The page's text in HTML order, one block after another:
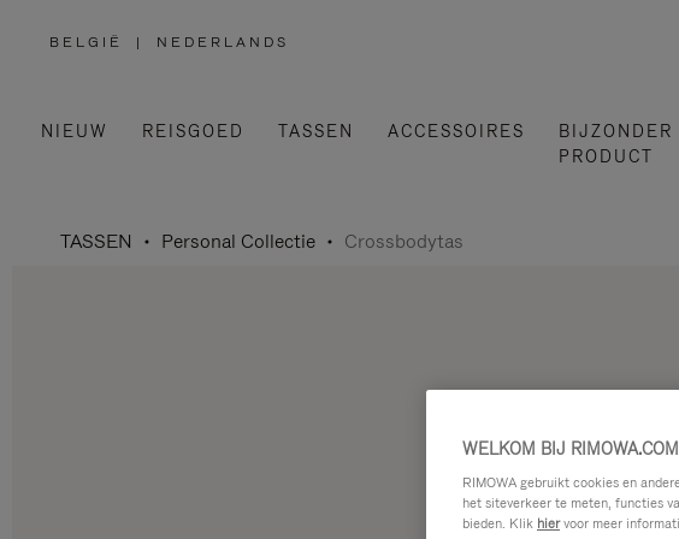
BELGIË
,
| NEDERLANDS
NIEUW REISGOED TASSEN ACCESSOIRES
BIJZONDER
PRODUCT
TASSEN Personal Collectie Crossbodytas
WELKOM BIJ RIMOWA.COM
RIMOWA gebruikt cookies en
het siteverkeer te meten, functies
bieden. Klik hiervoor meer